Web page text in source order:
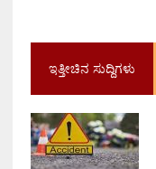
ಇತ್ತೀಚಿನ ಸುದ್ದಿಗಳು